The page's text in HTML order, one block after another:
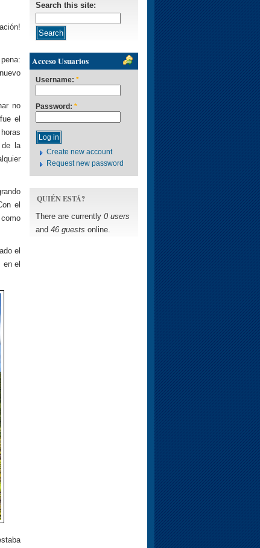
no
el
de la
el
el
en el
Search this site:
Acceso Usuarios
Username: *
Password: *
Create new account
Request new password
QUIÉN ESTÁ?
There are currently 0 users
and 46 guests online.